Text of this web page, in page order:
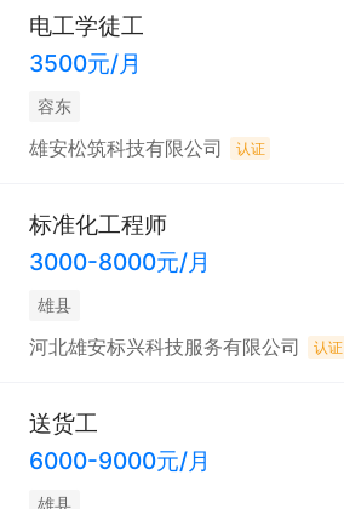
电工学徒工
3500元/月
容东
雄安松筑科技有限公司 认证
标准化工程师
3000-8000元/月
雄县
河北雄安标兴科技服务有限公司 认证
送货工
6000-9000元/月
雄县